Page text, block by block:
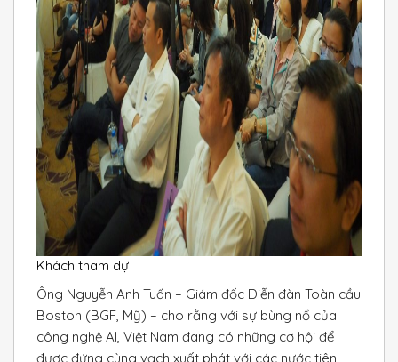
Khách tham dự
Ông Nguyễn Anh Tuấn – Giám đốc Diễn đàn Toàn cầu
Boston (BGF, Mỹ) – cho rằng với sự bùng nổ của
công nghệ Al, Việt Nam đang có những cơ hội để
được đứng cùng vạch xuất phát với các nước tiên